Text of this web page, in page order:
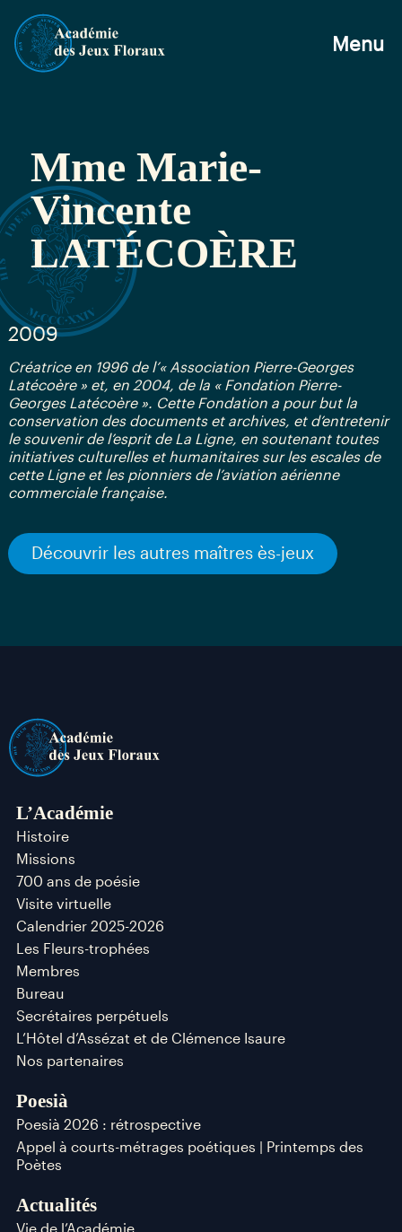
Menu
Mme Marie-
Vincente
LATÉCOÈRE
2009
Créatrice en 1996 de l’« Association Pierre-Georges
Latécoère » et, en 2004, de la « Fondation Pierre-
Georges Latécoère ». Cette Fondation a pour but la
conservation des documents et archives, et d’entretenir
le souvenir de l’esprit de La Ligne, en soutenant toutes
initiatives culturelles et humanitaires sur les escales de
cette Ligne et les pionniers de l’aviation aérienne
commerciale française.
Découvrir les autres maîtres ès-jeux
L’Académie
Histoire
Missions
700 ans de poésie
Visite virtuelle
Calendrier 2025-2026
Les Fleurs-trophées
Membres
Bureau
Secrétaires perpétuels
L’Hôtel d’Assézat et de Clémence Isaure
Nos partenaires
Poesià
Poesià 2026 : rétrospective
Appel à courts-métrages poétiques | Printemps des
Poètes
Actualités
Vie de l’Académie